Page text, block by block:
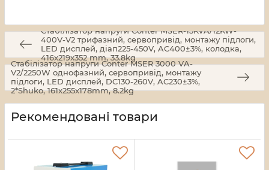
Стабілізатор напруги Conter MSER-15KVA/12KW-
400V-V2 трифазний, сервопривід, монтажу підлоги,
LED дисплей, діап225-450V, AC400±3%, колодка,
416x219x352 mm, 33.8kg
Стабілізатор напруги Conter MSER 3000 VA-
V2/2250W однофазний, сервопривід, монтажу
підлоги, LED дисплей, DC130-260V, AC230±3%,
2*Shuko, 161x255x178mm, 8.2kg
Рекомендовані товари